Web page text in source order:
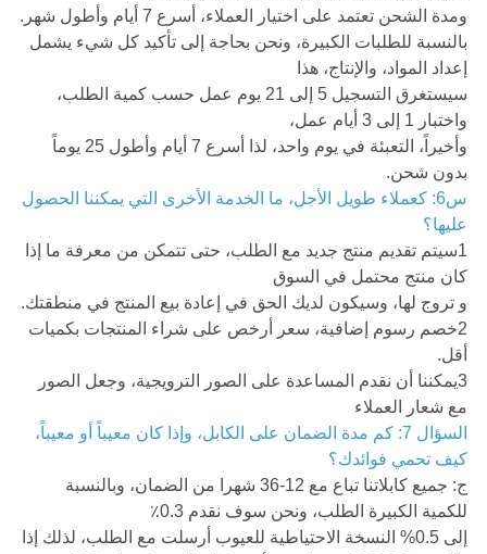
ومدة الشحن تعتمد على اختيار العملاء، أسرع 7 أيام وأطول شهر.
بالنسبة للطلبات الكبيرة، ونحن بحاجة إلى تأكيد كل شيء يشمل
إعداد المواد، والإنتاج، هذا
سيستغرق التسجيل 5 إلى 21 يوم عمل حسب كمية الطلب،
واختبار 1 إلى 3 أيام عمل،
وأخيراً، التعبئة في يوم واحد، لذا أسرع 7 أيام وأطول 25 يوماً
بدون شحن.
س6: كعملاء طويل الأجل، ما الخدمة الأخرى التي يمكننا الحصول
عليها؟
1سيتم تقديم منتج جديد مع الطلب، حتى تتمكن من معرفة ما إذا
كان منتج محتمل في السوق
و تروج لها، وسيكون لديك الحق في إعادة بيع المنتج في منطقتك.
2خصم رسوم إضافية، سعر أرخص على شراء المنتجات بكميات
أقل.
3يمكننا أن نقدم المساعدة على الصور الترويجية، وجعل الصور
مع شعار العملاء
السؤال 7: كم مدة الضمان على الكابل، وإذا كان معيباً أو معيباً،
كيف تحمي فوائدك؟
ج: جميع كابلاتنا تباع مع 12-36 شهرا من الضمان، وبالنسبة
للكمية الكبيرة الطلب، ونحن سوف نقدم 0.3٪
إلى 0.5% النسخة الاحتياطية للعيوب أرسلت مع الطلب، لذلك إذا